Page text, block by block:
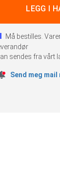
Må bestilles.
sendes fra vårt
Send meg mail